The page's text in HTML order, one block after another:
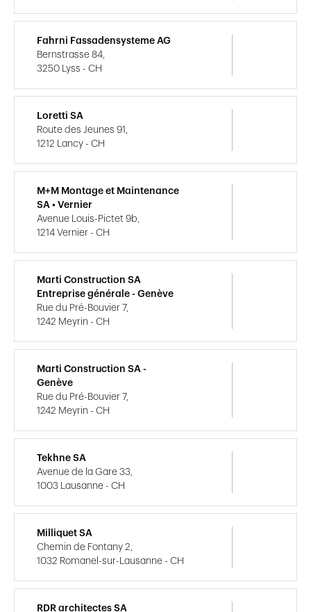
Fahrni Fassadensysteme AG
Bernstrasse 84,
3250 Lyss - CH
Loretti SA
Route des Jeunes 91,
1212 Lancy - CH
M+M Montage et Maintenance
SA • Vernier
Avenue Louis-Pictet 9b,
1214 Vernier - CH
Marti Construction SA
Entreprise générale - Genève
Rue du Pré-Bouvier 7,
1242 Meyrin - CH
Marti Construction SA -
Genève
Rue du Pré-Bouvier 7,
1242 Meyrin - CH
Tekhne SA
Avenue de la Gare 33,
1003 Lausanne - CH
Milliquet SA
Chemin de Fontany 2,
1032 Romanel-sur-Lausanne - CH
RDR architectes SA